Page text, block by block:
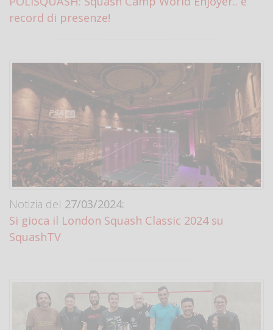
record di presenze!
Notizia del 27/03/2024:
Si gioca il London Squash Classic 2024 su
SquashTV